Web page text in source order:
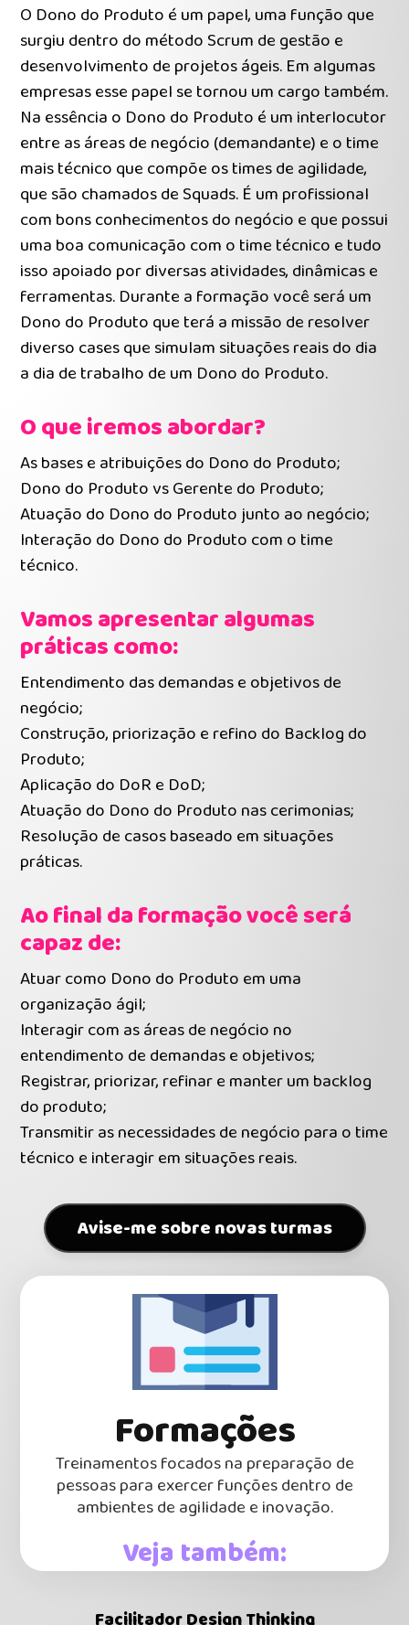
O Dono do Produto é um papel, uma função que
surgiu dentro do método Scrum de gestão e
desenvolvimento de projetos ágeis. Em algumas
empresas esse papel se tornou um cargo também.
Na essência o Dono do Produto é um interlocutor
entre as áreas de negócio (demandante) e o time
mais técnico que compõe os times de agilidade,
que são chamados de Squads. É um profissional
com bons conhecimentos do negócio e que possui
uma boa comunicação com o time técnico e tudo
isso apoiado por diversas atividades, dinâmicas e
ferramentas. Durante a formação você será um
Dono do Produto que terá a missão de resolver
diverso cases que simulam situações reais do dia
a dia de trabalho de um Dono do Produto.
O que iremos abordar?
As bases e atribuições do Dono do Produto;
Dono do Produto vs Gerente do Produto;
Atuação do Dono do Produto junto ao negócio;
Interação do Dono do Produto com o time
técnico.
Vamos apresentar algumas
práticas como:
Entendimento das demandas e objetivos de
negócio;
Construção, priorização e refino do Backlog do
Produto;
Aplicação do DoR e DoD;
Atuação do Dono do Produto nas cerimonias;
Resolução de casos baseado em situações
práticas.
Ao final da formação você será
capaz de:
Atuar como Dono do Produto em uma
organização ágil;
Interagir com as áreas de negócio no
entendimento de demandas e objetivos;
Registrar, priorizar, refinar e manter um backlog
do produto;
Transmitir as necessidades de negócio para o time
técnico e interagir em situações reais.
Avise-me sobre novas turmas
Formações
Treinamentos focados na preparação de
pessoas para exercer funções dentro de
ambientes de agilidade e inovação.
Veja também: